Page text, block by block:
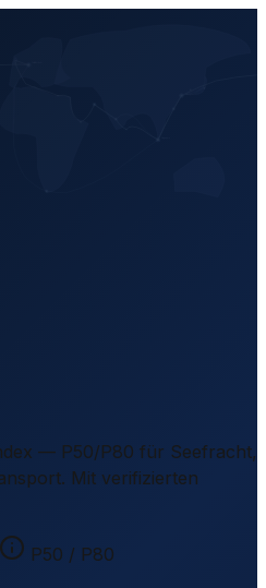
— P50/P80 für Seefracht,
Mit verifizierten
P50 / P80